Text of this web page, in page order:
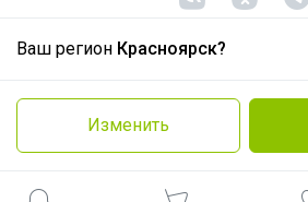
Ваш регион Красноярск?
Изменить
© ООО "Лявита", ОГРН
Политика
Cоглашение